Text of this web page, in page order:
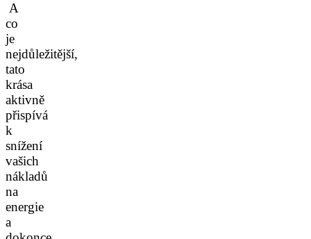
A
co
je
nejdůležitější,
tato
krása
aktivně
přispívá
k
snížení
vašich
nákladů
na
energie
a